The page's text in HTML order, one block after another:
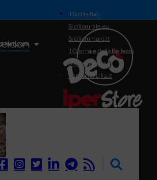
Il Network
il SiciliaTivù
Siciliarurale.eu
Siciliammare.it
Il Giornale della Bellezza
Siciliamedica.it
Sanitainsicilia.it